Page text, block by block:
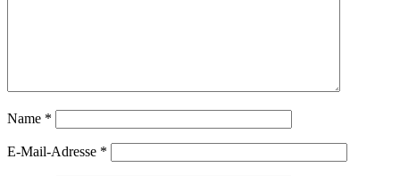
Name *
E-Mail-Adresse *